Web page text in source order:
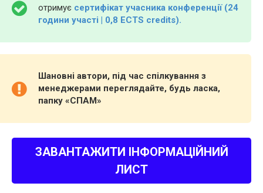
отримує сертифікат учасника конференції (24
години участі | 0,8 ECTS credits).
Шановні автори, під час спілкування з
менеджерами переглядайте, будь ласка,
папку «СПАМ»
ЗАВАНТАЖИТИ ІНФОРМАЦІЙНИЙ
ЛИСТ